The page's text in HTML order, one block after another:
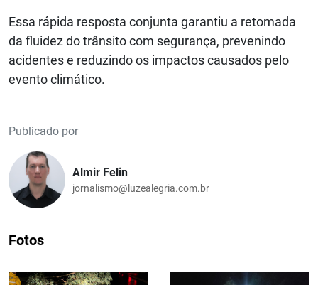
Essa rápida resposta conjunta garantiu a retomada
da fluidez do trânsito com segurança, prevenindo
acidentes e reduzindo os impactos causados pelo
evento climático.
Publicado por
Almir Felin
jornalismo@luzealegria.com.br
Fotos